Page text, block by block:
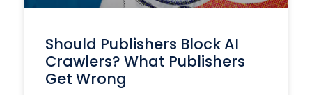
Should Publishers Block AI
Crawlers? What Publishers
Get Wrong